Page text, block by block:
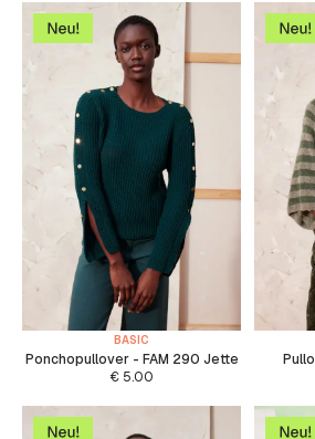
BASIC
Ponchopullover - FAM 290 Jette
€ 5.00